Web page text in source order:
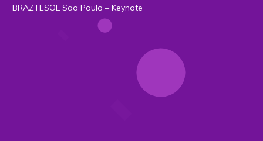
BRAZTESOL Sao Paulo – Keynote